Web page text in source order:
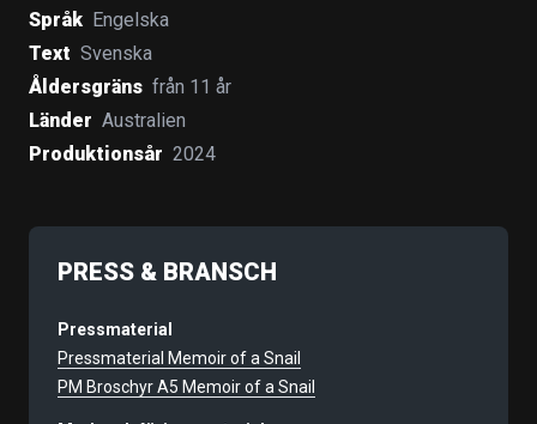
Språk Engelska
Text Svenska
Åldersgräns från 11 år
Länder Australien
Produktionsår 2024
PRESS & BRANSCH
Pressmaterial
Pressmaterial Memoir of a Snail
PM Broschyr A5 Memoir of a Snail